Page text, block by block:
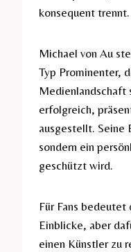
konsequent trennt.
Michael von Au
Typ Prominenter,
Medienlandschaft
erfolgreich,
ausgestellt. Seine
sondern ein
geschützt wird.
Für Fans
Einblicke, aber
einen Künstler zu